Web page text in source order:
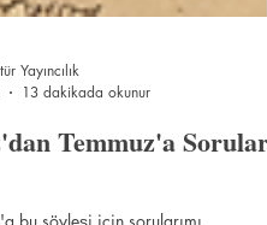
13 dakikada okunur